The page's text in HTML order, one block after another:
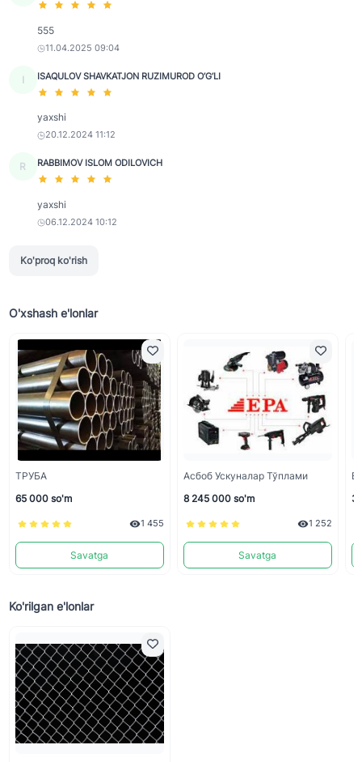
555
11.04.2025 09:04
I ISAQULOV SHAVKATJON RUZIMUROD O‘G‘LI
yaxshi
20.12.2024 11:12
R RABBIMOV ISLOM ODILOVICH
yaxshi
06.12.2024 10:12
Ko'proq ko'rish
O'xshash e'lonlar
ТРУБА
65 000 so'm
1 455
Savatga
Асбоб Ускуналар Тўплами
8 245 000 so'm
1 252
Savatga
3
Ko'rilgan e'lonlar